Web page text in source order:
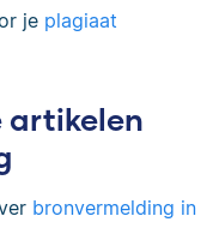
je plagiaat
artikelen
bronvermelding in